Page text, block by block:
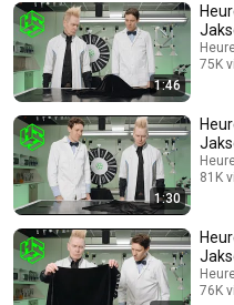
1:46
75K
1:30
81K
76K